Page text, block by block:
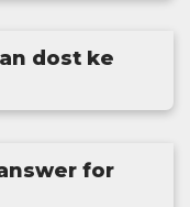
dost ke
answer for